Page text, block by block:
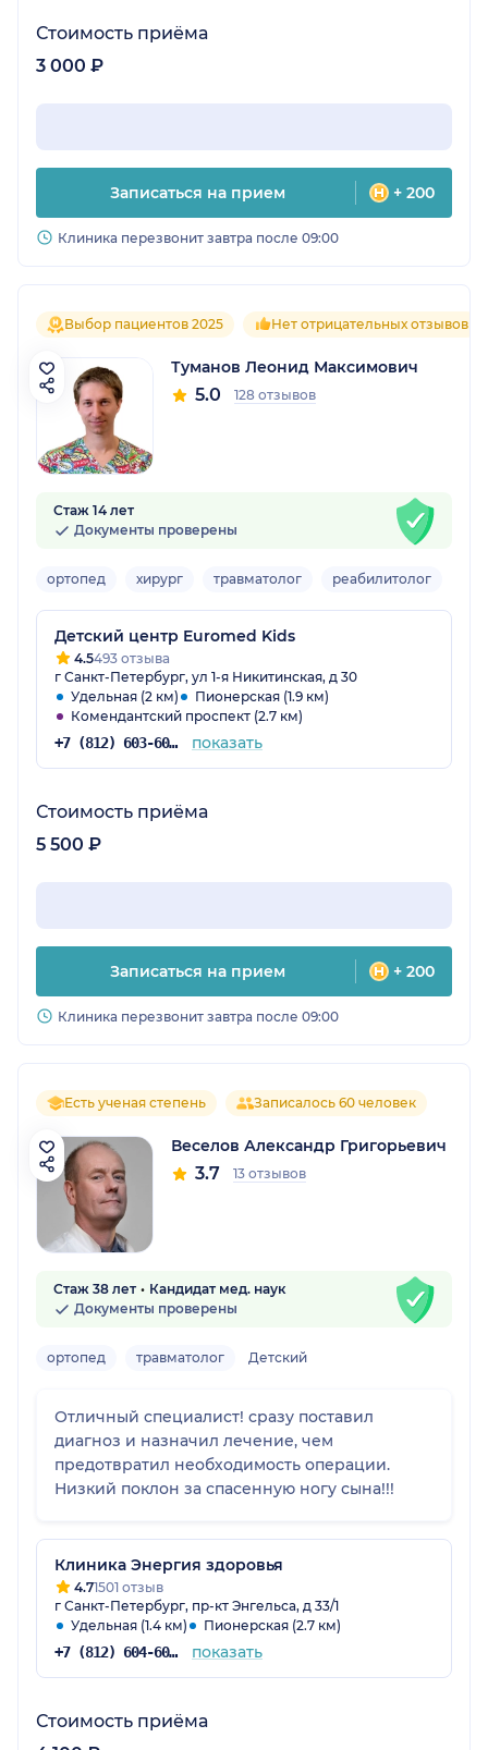
Стоимость приёма
3 000 ₽
Записаться на прием + 200
Клиника перезвонит завтра после 09:00
Выбор пациентов 2025 Нет отрицательных отзывов
Туманов Леонид Максимович
5.0 128 отзывов
Стаж 14 лет
Документы проверены
ортопед хирург травматолог реабилитолог
Детский центр Euromed Kids
4.5493 отзыва
г Санкт-Петербург, ул 1-я Никитинская, д 30
Удельная (2 км)
Пионерская (1.9 км)
Комендантский проспект (2.7 км)
+7 (812) 603-60-54 показать
Стоимость приёма
5 500 ₽
Записаться на прием + 200
Клиника перезвонит завтра после 09:00
Есть ученая степень Записалось 60 человек
Веселов Александр Григорьевич
3.7 13 отзывов
Стаж 38 лет
Кандидат мед. наук
Документы проверены
ортопед травматолог Детский
Отличный специалист! сразу поставил
диагноз и назначил лечение, чем
предотвратил необходимость операции.
Низкий поклон за спасенную ногу сына!!!
Клиника Энергия здоровья
4.71501 отзыв
г Санкт-Петербург, пр-кт Энгельса, д 33/1
Удельная (1.4 км)
Пионерская (2.7 км)
+7 (812) 604-60-52 показать
Стоимость приёма